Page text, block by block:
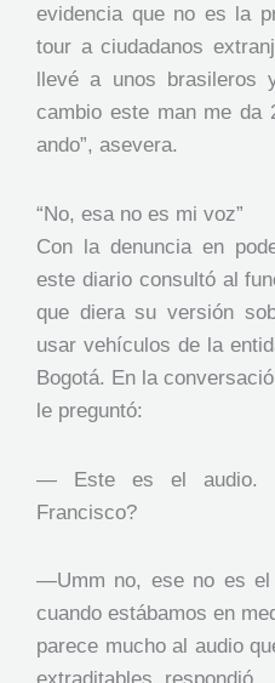
evidencia que no es la
tour a ciudadanos
llevé a unos brasileros
cambio este man me da
ando”, asevera.
“No, esa no es mi voz”
Con la denuncia en
este diario consultó al
que diera su versión
usar vehículos de la
Bogotá. En la
le preguntó:
— Este es el audio.
Francisco?
—Umm no, ese no es el
cuando estábamos en
parece mucho al audio